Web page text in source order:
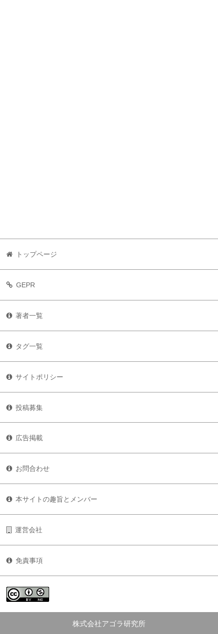
トップページ
GEPR
著者一覧
タグ一覧
サイトポリシー
投稿募集
広告掲載
お問合わせ
本サイトの趣旨とメンバー
運営会社
免責事項
株式会社アゴラ研究所